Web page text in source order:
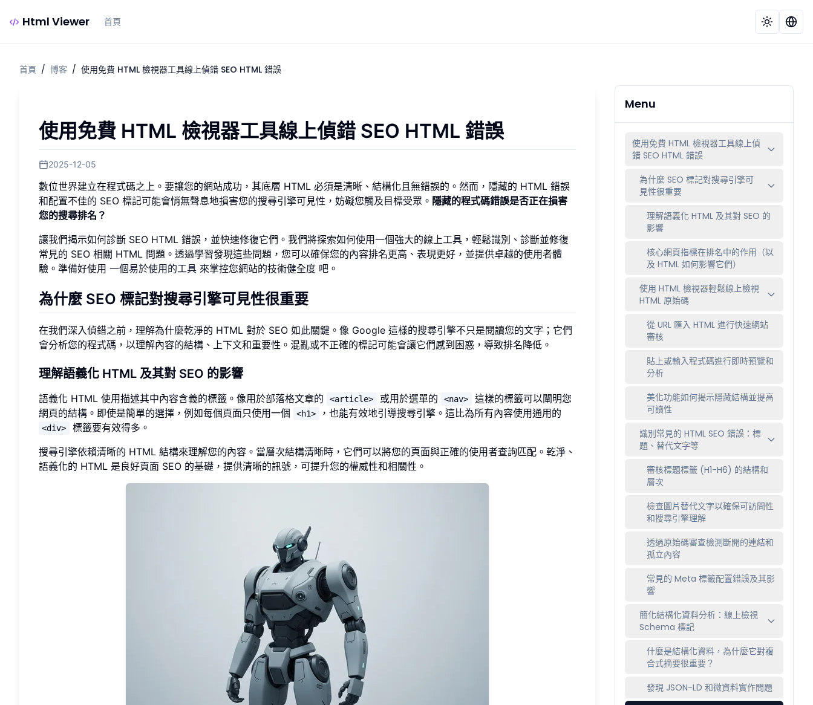
Html Viewer 首頁
首頁 / 博客 / 使用免費 HTML 檢視器工具線上偵錯 SEO HTML 錯誤
使用免費 HTML 檢視器工具線上偵錯 SEO HTML 錯誤
2025-12-05
數位世界建立在程式碼之上。要讓您的網站成功，其底層 HTML 必須是清晰、結構化且無錯誤的。然而，隱藏的 HTML 錯誤
和配置不佳的 SEO 標記可能會悄無聲息地損害您的搜尋引擎可見性，妨礙您觸及目標受眾。 隱藏的程式碼錯誤是否正在損害
您的搜尋排名？
讓我們揭示如何診斷 SEO HTML 錯誤，並快速修復它們。我們將探索如何使用一個強大的線上工具，輕鬆識別、診斷並修復
常見的 SEO 相關 HTML 問題。透過學習發現這些問題，您可以確保您的內容排名更高、表現更好，並提供卓越的使用者體
驗。準備好使用 一個易於使用的工具 來掌控您網站的技術健全度 吧。
為什麼 SEO 標記對搜尋引擎可見性很重要
在我們深入偵錯之前，理解為什麼乾淨的 HTML 對於 SEO 如此關鍵。像 Google 這樣的搜尋引擎不只是閱讀您的文字；它們
會分析您的程式碼，以理解內容的結構、上下文和重要性。混亂或不正確的標記可能會讓它們感到困惑，導致排名降低。
理解語義化 HTML 及其對 SEO 的影響
語義化 HTML 使用描述其中內容含義的標籤。像用於部落格文章的 <article> 或用於選單的 <nav>
這樣的標籤可以闡明您
網頁的結構。即使是簡單的選擇，例如每個頁面只使用一個
<h1> ，也能有效地引導搜尋引擎。這比為所有內容使用通用的
<div>
標籤要有效得多。
搜尋引擎依賴清晰的 HTML 結構來理解您的內容。當層次結構清晰時，它們可以將您的頁面與正確的使用者查詢匹配。乾淨、
語義化的 HTML 是良好頁面 SEO 的基礎，提供清晰的訊號，可提升您的權威性和相關性。
Menu
使用免費 HTML 檢視器工具線上偵
錯 SEO HTML 錯誤
為什麼 SEO 標記對搜尋引擎可
見性很重要
理解語義化 HTML 及其對 SEO 的
影響
核心網頁指標在排名中的作用（以
及 HTML 如何影響它們）
使用 HTML 檢視器輕鬆線上檢視
HTML 原始碼
從 URL 匯入 HTML 進行快速網站
審核
貼上或輸入程式碼進行即時預覽和
分析
美化功能如何揭示隱藏結構並提高
可讀性
識別常見的 HTML SEO 錯誤：標
題、替代文字等
審核標題標籤 (H1-H6) 的結構和
層次
檢查圖片替代文字以確保可訪問性
和搜尋引擎理解
透過原始碼審查檢測斷開的連結和
孤立內容
常見的 Meta 標籤配置錯誤及其影
響
簡化結構化資料分析：線上檢視
Schema 標記
什麼是結構化資料，為什麼它對複
合式摘要很重要？
發現 JSON-LD 和微資料實作問題